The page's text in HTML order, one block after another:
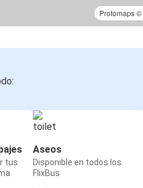
Protomaps©
tus
Aseos
Disponible en todos los
FlixBus